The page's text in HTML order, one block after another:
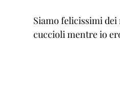
Siamo felicissimi
cuccioli mentre io